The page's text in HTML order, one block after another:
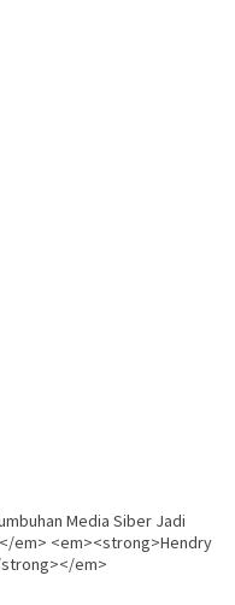
Media Siber Jadi
em> <em><strong>Hendry
strong></em>